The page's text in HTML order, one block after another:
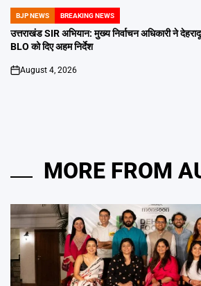
POSTED
IN
BJP NEWS BREAKING NEWS
उत्तराखंड SIR अभियान: मुख्य निर्वाचन अधिकारी ने
BLO को दिए अहम निर्देश
on
August 4, 2026
MORE FROM